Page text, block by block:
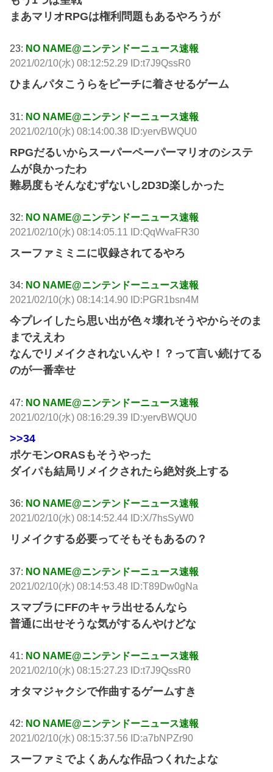
まあマリオRPGは権利問題もあるやろうが
23: NO NAME@ニンテンドーニュース速報
2021/02/10(水) 08:12:52.29 ID:t7J9QssR0
ひまんパタこうらをピーチに着させるゲーム
31: NO NAME@ニンテンドーニュース速報
2021/02/10(水) 08:14:00.38 ID:yervBWQU0
RPGだるいからスーパーペーパーマリオのシステ
ムが良かったわ
難易度もそんなむずないし2D3D楽しかった
32: NO NAME@ニンテンドーニュース速報
2021/02/10(水) 08:14:05.11 ID:QqWvaFR30
スーファミミニに収録されてるやろ
34: NO NAME@ニンテンドーニュース速報
2021/02/10(水) 08:14:14.90 ID:PGR1bsn4M
今プレイしたら思い出が色々壊れそうやからそのま
までええわ
なんでリメイクされないんや！？って言い続けてる
のが一番幸せ
47: NO NAME@ニンテンドーニュース速報
2021/02/10(水) 08:16:29.39 ID:yervBWQU0
>>34
ポケモンORASもそうやった
ダイパも結局リメイクされたら絶対炎上する
36: NO NAME@ニンテンドーニュース速報
2021/02/10(水) 08:14:52.44 ID:X/7hsSyW0
リメイクする必要ってそもそもあるの？
37: NO NAME@ニンテンドーニュース速報
2021/02/10(水) 08:14:53.48 ID:T89Dw0gNa
スマブラにFFのキャラ出せるんなら
普通に出せそうな気がするんやけどな
41: NO NAME@ニンテンドーニュース速報
2021/02/10(水) 08:15:27.23 ID:t7J9QssR0
オタマジャクシで作曲するゲームすき
42: NO NAME@ニンテンドーニュース速報
2021/02/10(水) 08:15:37.56 ID:a7bNPZr90
スーファミでよくあんな作品つくれたよな